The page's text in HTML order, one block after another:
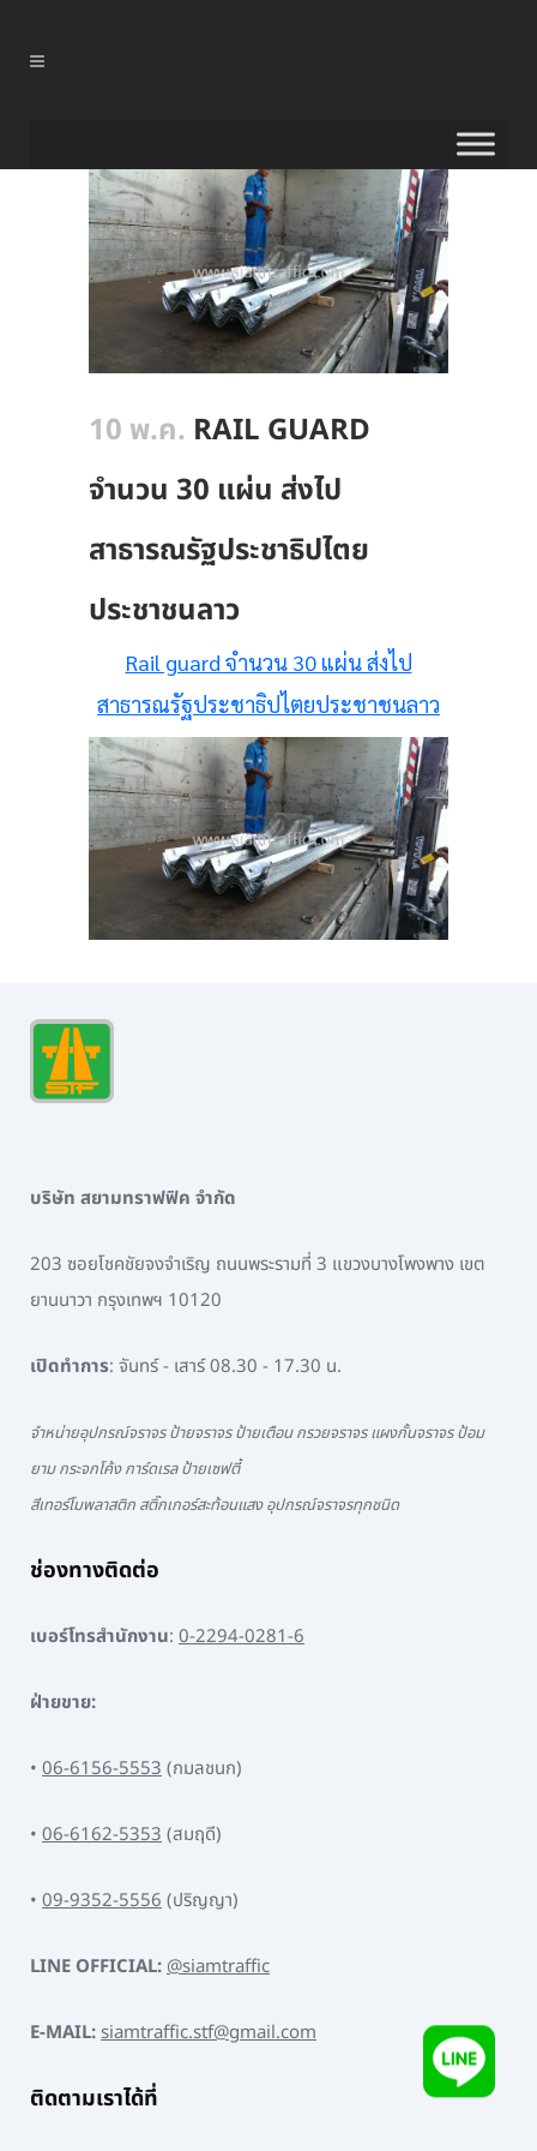
10 พ.ค. RAIL GUARD
จำนวน 30 แผ่น ส่งไป
สาธารณรัฐประชาธิปไตย
ประชาชนลาว
Rail guard จำนวน 30 แผ่น ส่งไป
สาธารณรัฐประชาธิปไตยประชาชนลาว
บริษัท สยามทราฟฟิค จำกัด
203 ซอยโชคชัยจงจำเริญ ถนนพระรามที่ 3 แขวงบางโพงพาง เขต
ยานนาวา กรุงเทพฯ 10120
เปิดทำการ: จันทร์ - เสาร์ 08.30 - 17.30 น.
จำหน่ายอุปกรณ์จราจร ป้ายจราจร ป้ายเตือน กรวยจราจร แผงกั้นจราจร ป้อม
ยาม กระจกโค้ง การ์ดเรล ป้ายเซฟตี้
สีเทอร์โมพลาสติก สติ๊กเกอร์สะท้อนแสง อุปกรณ์จราจรทุกชนิด
ช่องทางติดต่อ
เบอร์โทรสำนักงาน: 0-2294-0281-6
ฝ่ายขาย:
• 06-6156-5553(กมลชนก)
• 06-6162-5353(สมฤดี)
• 09-9352-5556(ปริญญา)
LINE OFFICIAL:@siamtraffic
E-MAIL:siamtraffic.stf@gmail.com
ติดตามเราได้ที่